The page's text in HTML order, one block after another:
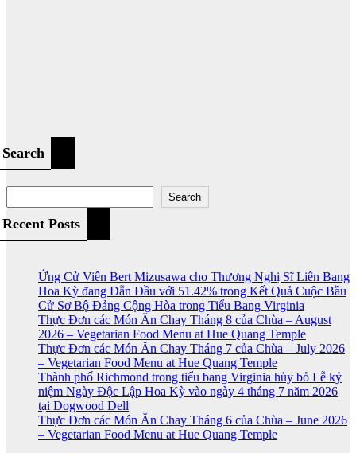
Search
Search
Recent Posts
Ứng Cử Viên Bert Mizusawa cho Thương Nghị Sĩ Liên Bang
Hoa Kỳ đang Dẫn Đầu với 51.42% trong Kết Quả Cuộc Bầu
Cử Sơ Bộ Đảng Cộng Hòa trong Tiểu Bang Virginia
Thực Đơn các Món Ăn Chay Tháng 8 của Chùa – August
2026 – Vegetarian Food Menu at Hue Quang Temple
Thực Đơn các Món Ăn Chay Tháng 7 của Chùa – July 2026
– Vegetarian Food Menu at Hue Quang Temple
Thành phố Richmond trong tiểu bang Virginia hủy bỏ Lễ kỷ
niệm Ngày Độc Lập Hoa Kỳ vào ngày 4 tháng 7 năm 2026
tại Dogwood Dell
Thực Đơn các Món Ăn Chay Tháng 6 của Chùa – June 2026
– Vegetarian Food Menu at Hue Quang Temple